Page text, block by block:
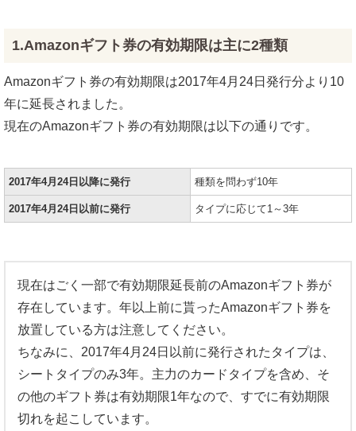
1.Amazonギフト券の有効期限は主に2種類
Amazonギフト券の有効期限は2017年4月24日発行分より10
年に延長されました。
現在のAmazonギフト券の有効期限は以下の通りです。
2017年4月24日以降に発行 種類を問わず10年
2017年4月24日以前に発行 タイプに応じて1～3年
現在はごく一部で有効期限延長前のAmazonギフト券が
存在しています。年以上前に貰ったAmazonギフト券を
放置している方は注意してください。
ちなみに、2017年4月24日以前に発行されたタイプは、
シートタイプのみ3年。主力のカードタイプを含め、そ
の他のギフト券は有効期限1年なので、すでに有効期限
切れを起こしています。